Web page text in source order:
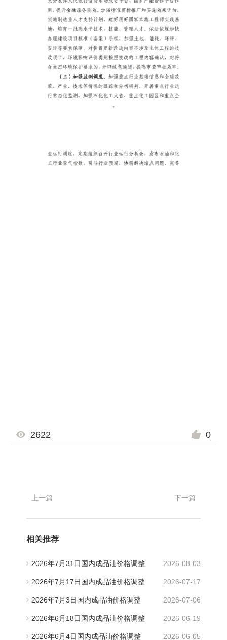
2622 0
上一篇 下一篇
相关推荐
2026-08-03
2026年7月31日国内成品油价格调整
2026-07-17
2026年7月17日国内成品油价格调整
2026-07-06
2026年7月3日国内成品油价格调整
2026-06-19
2026年6月18日国内成品油价格调整
2026-06-05
2026年6月4日国内成品油价格调整